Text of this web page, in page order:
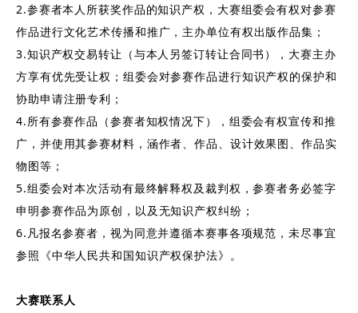
2.参赛者本人所获奖作品的知识产权，大赛组委会有权对参赛
作品进行文化艺术传播和推广，主办单位有权出版作品集；
3.知识产权交易转让（与本人另签订转让合同书），大赛主办
方享有优先受让权；组委会对参赛作品进行知识产权的保护和
协助申请注册专利；
4.所有参赛作品（参赛者知权情况下），组委会有权宣传和推
广，并使用其参赛材料，涵作者、作品、设计效果图、作品实
物图等；
5.组委会对本次活动有最终解释权及裁判权，参赛者务必签字
申明参赛作品为原创，以及无知识产权纠纷；
6.凡报名参赛者，视为同意并遵循本赛事各项规范，未尽事宜
参照《中华人民共和国知识产权保护法》。
大赛联系人